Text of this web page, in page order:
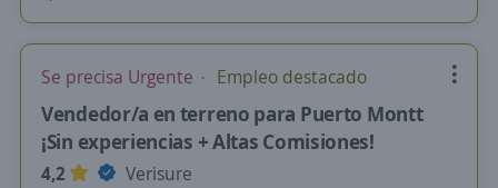
Se precisa Urgente Empleo destacado
Vendedor/a en terreno para Puerto Montt
¡Sin experiencias + Altas Comisiones!
4,2
Verisure